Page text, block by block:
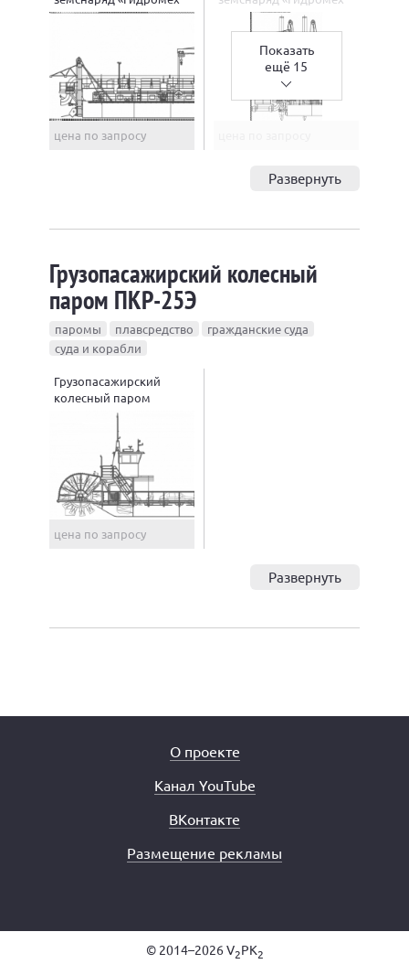
4000 Em»
цена по запросу
4000 Em Power»
Показать
ещё 15
Развернуть
Грузопасажирский колесный
паром ПКР-25Э
паромы плавсредство
гражданские суда
суда и корабли
Грузопасажирский
колесный паром
цена по запросу
Развернуть
О проекте
Канал YouTube
ВКонтакте
Размещение рекламы
© 2014–2026 V2PK2